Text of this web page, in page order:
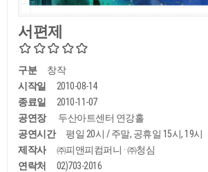
서편제
구분
창작
시작일
2010-08-14
종료일
2010-11-07
공연장
두산아트센터 연강홀
공연시간
평일 20시 / 주말, 공휴일 15시, 19시
제작사
㈜피앤피컴퍼니 · ㈜청심
연락처
02)703-2016